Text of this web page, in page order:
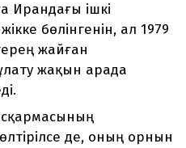
Ирандағы ішкі
бөлінгенін, ал 1979
жайған
жақын арада
де, оның орнын